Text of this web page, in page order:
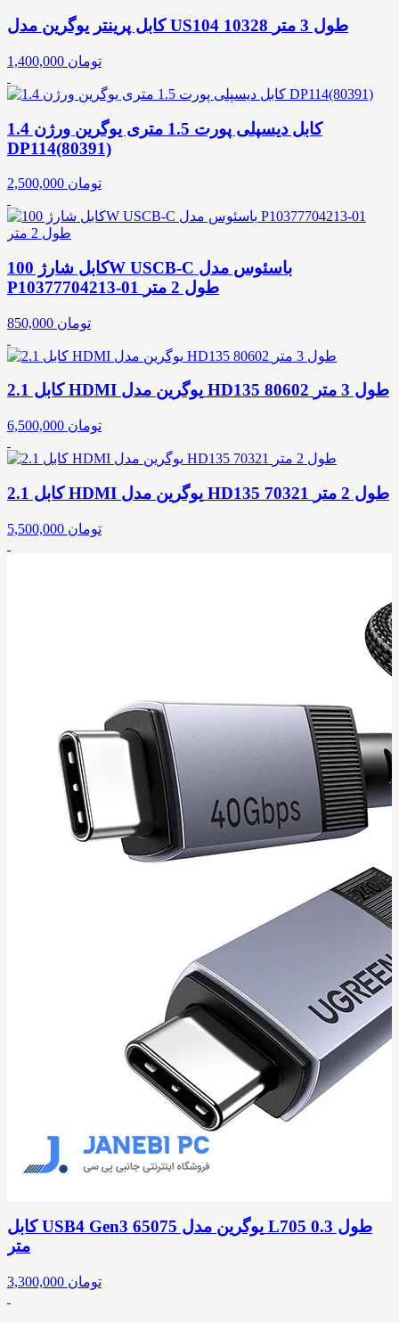
کابل پرینتر یوگرین مدل US104 10328 طول 3 متر
1,400,000 تومان
کابل دیسپلی پورت 1.5 متری یوگرین ورژن 1.4
DP114(80391)
2,500,000 تومان
کابل شارژ 100W USCB-C باسئوس مدل
P10377704213-01 طول 2 متر
850,000 تومان
کابل 2.1 HDMI یوگرین مدل HD135 80602 طول 3 متر
6,500,000 تومان
کابل 2.1 HDMI یوگرین مدل HD135 70321 طول 2 متر
5,500,000 تومان
کابل USB4 Gen3 یوگرین مدل 65075 L705 طول 0.3
متر
3,300,000 تومان